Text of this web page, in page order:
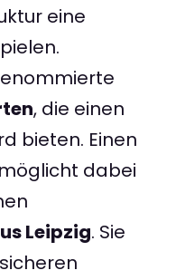
eine
, die einen
bieten. Einen
dabei
Leipzig. Sie